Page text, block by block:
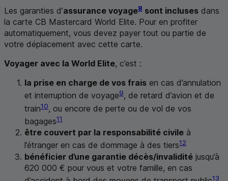
Les garanties d’assurance voyage8 sont incluses dans
la carte CB Mastercard World Elite. Pour en profiter
automatiquement, vous devez payer tout ou partie de
votre déplacement avec cette carte.
Voyager avec la World Elite, c’est :
la prise en charge de vos frais en cas d’annulation
et interruption de voyage9, de retard d’avion et de
train10, ou encore de perte ou de vol de vos
bagages11
être couvert par la responsabilité civile à
l’étranger en cas de dommage à des tiers12
bénéficier d’une garantie décès/invalidité jusqu’à
620 000 € pour vous et votre famille, en cas
13